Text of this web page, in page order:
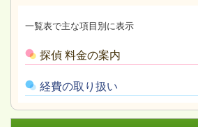
一覧表で主な項目別に表示
探偵 料金の案内
経費の取り扱い